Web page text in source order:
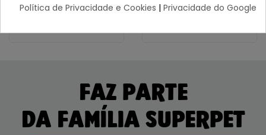
FAZ PARTE
DA FAMÍLIA SUPERPET
Política de Privacidade e Cookies | Privacidade do Google